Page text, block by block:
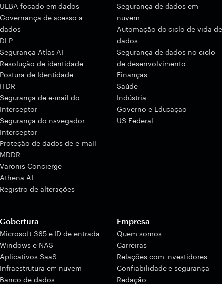
UEBA focado em dados
Governança de acesso a
dados
DLP
Segurança Atlas AI
Resolução de identidade
Postura de Identidade
ITDR
Segurança de e-mail do
Interceptor
Segurança do navegador
Interceptor
Proteção de dados de e-mail
MDDR
Varonis Concierge
Athena AI
Registro de alterações
Segurança de dados em
nuvem
Automação do ciclo de vida de
dados
Segurança de dados no ciclo
de desenvolvimento
Finanças
Saúde
Indústria
Governo e Educaçao
US Federal
Cobertura
Microsoft 365 e ID de entrada
Windows e NAS
Aplicativos SaaS
Infraestrutura em nuvem
Banco de dados
Empresa
Quem somos
Carreiras
Relações com Investidores
Confiabilidade e segurança
Redação